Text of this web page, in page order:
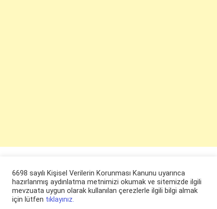
6698 sayılı Kişisel Verilerin Korunması Kanunu uyarınca
hazırlanmış aydınlatma metnimizi okumak ve sitemizde ilgili
mevzuata uygun olarak kullanılan çerezlerle ilgili bilgi almak
için lütfen tıklayınız.